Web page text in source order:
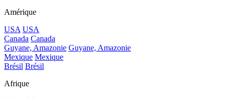
Amérique
USA USA
Canada Canada
Guyane, Amazonie Guyane, Amazonie
Mexique Mexique
Brésil Brésil
Afrique